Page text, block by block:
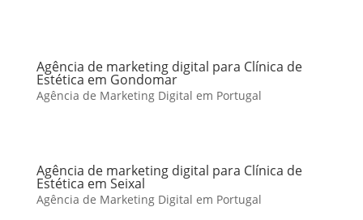
Agência de marketing digital para Clínica de
Estética em Gondomar
Agência de Marketing Digital em Portugal
Agência de marketing digital para Clínica de
Estética em Seixal
Agência de Marketing Digital em Portugal